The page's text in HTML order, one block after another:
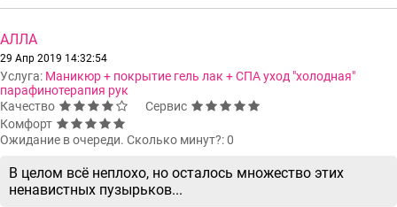
АЛЛА
29 Апр 2019 14:32:54
Услуга: Маникюр + покрытие гель лак + СПА уход "холодная"
парафинотерапия рук
Качество
Сервис
Комфорт
Ожидание в очереди. Сколько минут?: 0
В целом всё неплохо, но осталось множество этих
ненавистных пузырьков...